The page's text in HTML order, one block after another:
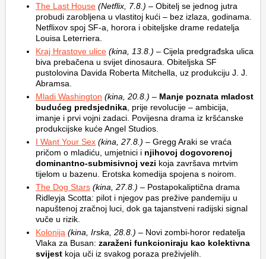
The Last House (Netflix, 7.8.) – Obitelj se jednog jutra
probudi zarobljena u vlastitoj kući – bez izlaza, godinama.
Netflixov spoj SF-a, horora i obiteljske drame redatelja
Louisa Leterriera.
Kraj Hrastove ulice (kina, 13.8.) – Cijela predgrađska ulica
biva prebačena u svijet dinosaura. Obiteljska SF
pustolovina Davida Roberta Mitchella, uz produkciju J. J.
Abramsa.
Mladi Washington (kina, 20.8.) – Manje poznata mladost
budućeg predsjednika , prije revolucije – ambicija,
imanje i prvi vojni zadaci. Povijesna drama iz kršćanske
produkcijske kuće Angel Studios.
I Want Your Sex (kina, 27.8.) – Gregg Araki se vraća
pričom o mladiću, umjetnici i njihovoj dogovorenoj
dominantno-submisivnoj vezi koja završava mrtvim
tijelom u bazenu. Erotska komedija spojena s noirom.
The Dog Stars (kina, 27.8.) – Postapokaliptična drama
Ridleyja Scotta: pilot i njegov pas prežive pandemiju u
napuštenoj zračnoj luci, dok ga tajanstveni radijski signal
vuče u rizik.
Kolonija (kina, Irska, 28.8.) – Novi zombi-horor redatelja
Vlaka za Busan: zaraženi funkcioniraju kao kolektivna
svijest koja uči iz svakog poraza preživjelih.